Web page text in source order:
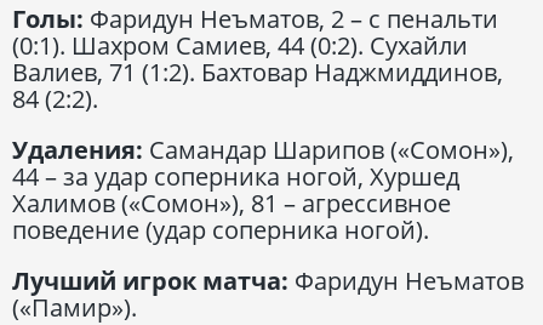
Голы: Фаридун Неъматов, 2 – с пенальти
(0:1). Шахром Самиев, 44 (0:2). Сухайли
Валиев, 71 (1:2). Бахтовар Наджмиддинов,
84 (2:2).
Удаления: Самандар Шарипов («Сомон»),
44 – за удар соперника ногой, Хуршед
Халимов («Сомон»), 81 – агрессивное
поведение (удар соперника ногой).
Лучший игрок матча: Фаридун Неъматов
(«Памир»).